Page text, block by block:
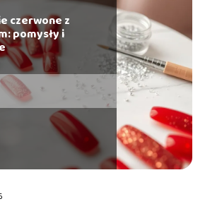
czerwone z
pomysły i